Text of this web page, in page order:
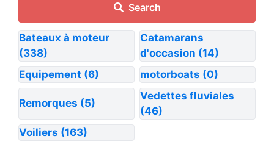
Search
Bateaux à moteur
(338)
Catamarans
d'occasion (14)
Equipement (6) motorboats (0)
Remorques (5)
Vedettes fluviales
(46)
Voiliers (163)